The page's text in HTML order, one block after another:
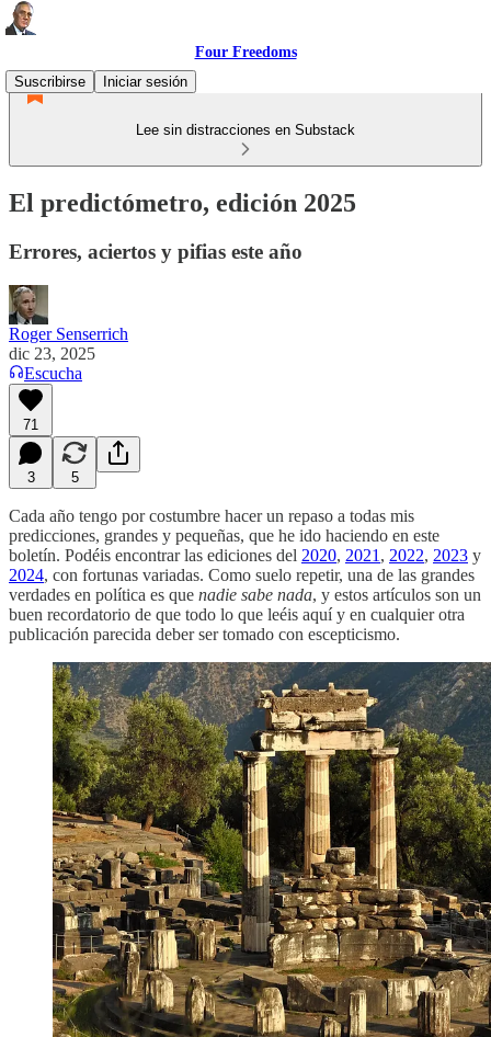
Four Freedoms
Suscribirse
Iniciar sesión
Lee sin distracciones en Substack
El predictómetro, edición 2025
Errores, aciertos y pifias este año
Roger Senserrich
dic 23, 2025
Escucha
71
3 5
Cada año tengo por costumbre hacer un repaso a todas mis
predicciones, grandes y pequeñas, que he ido haciendo en este
boletín. Podéis encontrar las ediciones del 2020, 2021 , 2022, 2023 y
2024, con fortunas variadas. Como suelo repetir, una de las grandes
verdades en política es que nadie sabe nada, y estos artículos son un
buen recordatorio de que todo lo que leéis aquí y en cualquier otra
publicación parecida deber ser tomado con escepticismo.